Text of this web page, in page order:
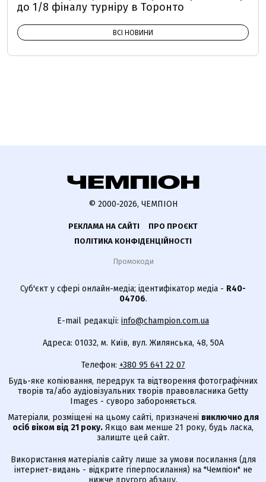
до 1/8 фіналу турніру в Торонто
ВСІ НОВИНИ
© 2000-2026, ЧЕМПІОН
РЕКЛАМА НА САЙТІ
ПРО ПРОЄКТ
ПОЛІТИКА КОНФІДЕНЦІЙНОСТІ
Промокоди
Суб'єкт у сфері онлайн-медіа; ідентифікатор медіа - R40-
04706.
E-mail редакції: info@champion.com.ua
Адреса: 01032, м. Київ, вул. Жилянська, 48, 50А
Телефон: +380 95 641 22 07
Будь-яке копіювання, передрук та відтворення фотографічних
творів та/або аудіовізуальних творів правовласника Getty
Images - суворо забороняється.
Матеріали, розміщені на цьому сайті, призначені виключно для
осіб віком від 21 року. Якщо вам менше 21 року, будь ласка,
залиште цей сайт.
Використання матеріалів сайту лише за умови посилання (для
інтернет-видань - відкрите гіперпосилання) на "Чемпіон" не
нижче другого абзацу.